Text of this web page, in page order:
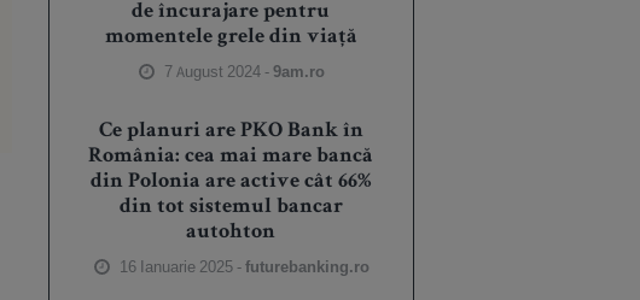
de încurajare pentru
momentele grele din viață
7 August 2024 -9am.ro
Ce planuri are PKO Bank în
România: cea mai mare bancă
din Polonia are active cât 66%
din tot sistemul bancar
autohton
16 Ianuarie 2025 -futurebanking.ro